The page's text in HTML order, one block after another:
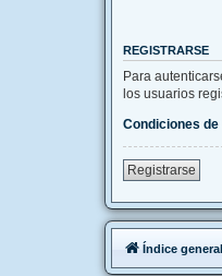
REGISTRARSE
Para
los usuarios
Condiciones de
Registrarse
Índice general